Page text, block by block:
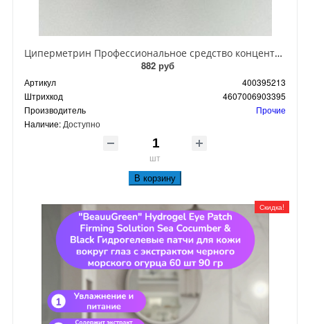
Циперметрин Профессиональное средство концентрат эмульсии 25% для уничтожения тараканов, мух,комаров, блох, клопов, муравьев, ос 50 мл
882 руб
Артикул
400395213
Штрихкод
4607006903395
Производитель
Прочие
Наличие: Доступно
шт
В корзину
Скидка!